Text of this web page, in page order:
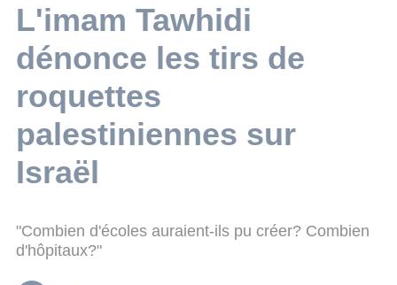
L'imam Tawhidi
dénonce les tirs de
roquettes
palestiniennes sur
Israël
"Combien d'écoles auraient-ils pu créer? Combien
d'hôpitaux?"